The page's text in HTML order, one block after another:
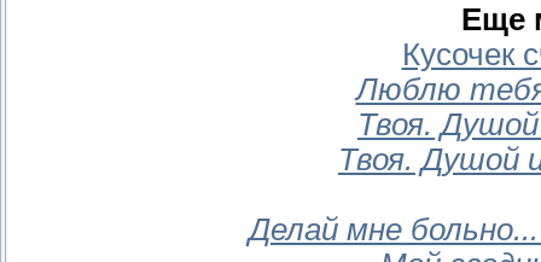
Еще
Кусочек
Люблю
Твоя.
Твоя. Душой
Делай мне